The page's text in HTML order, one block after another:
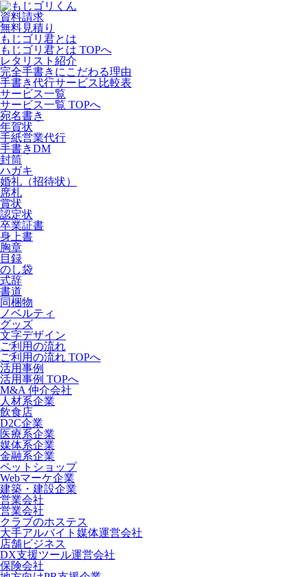
資料請求
無料見積り
もじゴリ君とは
もじゴリ君とは TOPへ
レタリスト紹介
完全手書きにこだわる理由
手書き代行サービス比較表
サービス一覧
サービス一覧 TOPへ
宛名書き
年賀状
手紙営業代行
手書きDM
封筒
ハガキ
婚礼（招待状）
席札
賞状
認定状
卒業証書
身上書
胸章
目録
のし袋
式辞
書道
同梱物
ノベルティ
グッズ
文字デザイン
ご利用の流れ
ご利用の流れ TOPへ
活用事例
活用事例 TOPへ
M&A 仲介会社
人材系企業
飲食店
D2C企業
医療系企業
媒体系企業
金融系企業
ペットショップ
Webマーケ企業
建築・建設企業
営業会社
営業会社
クラブのホステス
大手アルバイト媒体運営会社
店舗ビジネス
DX支援ツール運営会社
保険会社